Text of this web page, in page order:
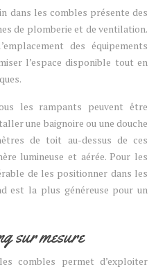
dans les combles présente des
de plomberie et de ventilation.
des équipements
l’espace disponible tout en
les rampants peuvent être
une baignoire ou une douche
de toit au-dessus de ces
lumineuse et aérée. Pour les
de les positionner dans les
est la plus généreuse pour un
sur mesure
combles permet d’exploiter